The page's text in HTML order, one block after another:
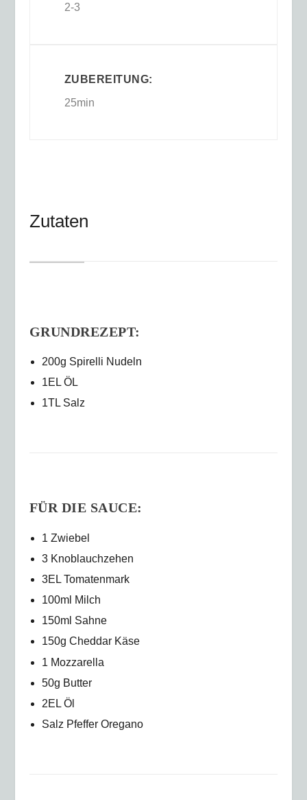
2-3
ZUBEREITUNG:
25min
Zutaten
GRUNDREZEPT:
200g Spirelli Nudeln
1EL ÖL
1TL Salz
FÜR DIE SAUCE:
1 Zwiebel
3 Knoblauchzehen
3EL Tomatenmark
100ml Milch
150ml Sahne
150g Cheddar Käse
1 Mozzarella
50g Butter
2EL Öl
Salz Pfeffer Oregano